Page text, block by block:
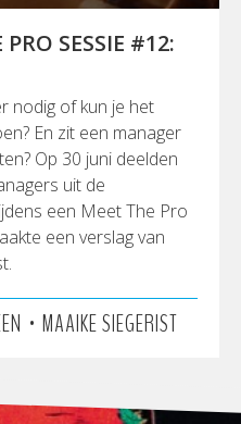
SESSIE #12:
nodig of kun je het
En zit een manager
Op 30 juni deelden
uit de
een Meet The Pro
een verslag van
• MAAIKE SIEGERIST